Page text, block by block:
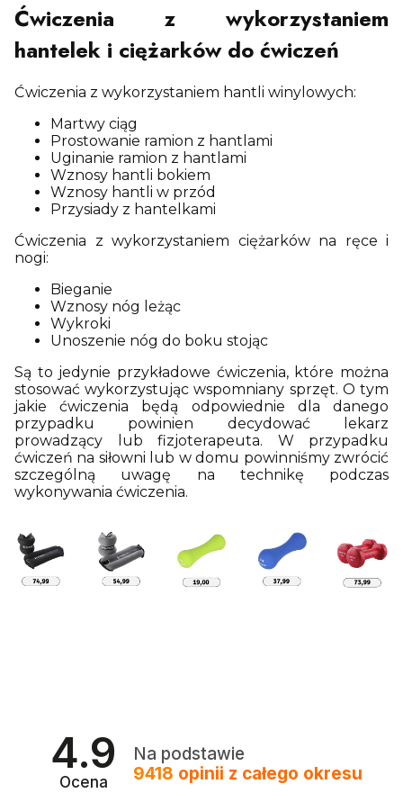
Ćwiczenia z wykorzystaniem
hantelek i ciężarków do ćwiczeń
Ćwiczenia z wykorzystaniem hantli winylowych:
Martwy ciąg
Prostowanie ramion z hantlami
Uginanie ramion z hantlami
Wznosy hantli bokiem
Wznosy hantli w przód
Przysiady z hantelkami
Ćwiczenia z wykorzystaniem ciężarków na ręce i
nogi:
Bieganie
Wznosy nóg leżąc
Wykroki
Unoszenie nóg do boku stojąc
Są to jedynie przykładowe ćwiczenia, które można
stosować wykorzystując wspomniany sprzęt. O tym
jakie ćwiczenia będą odpowiednie dla danego
przypadku powinien decydować lekarz
prowadzący lub fizjoterapeuta. W przypadku
ćwiczeń na siłowni lub w domu powinniśmy zwrócić
szczególną uwagę na technikę podczas
wykonywania ćwiczenia.
4.9
Ocena
Na podstawie
9418 opinii z całego okresu